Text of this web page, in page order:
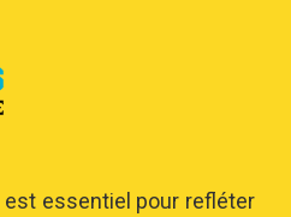
essentiel pour refléter